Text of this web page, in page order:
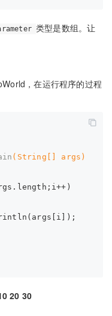
类型是数组。让
，在运行程序的过程
(String[] args)
20 30